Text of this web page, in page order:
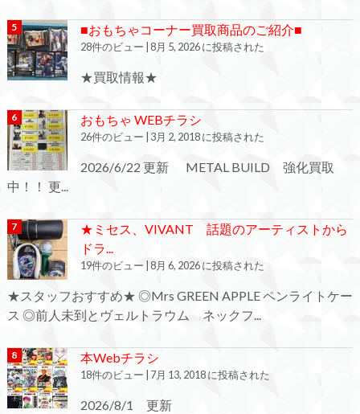
■おもちゃコーナー買取商品のご紹介■
28件のビュー 8月 5, 2026 に投稿された
★買取情報★
おもちゃ WEBチラシ
26件のビュー 3月 2, 2018 に投稿された
2026/6/22 更新 METAL BUILD 強化買取
中！！ 更...
★ミセス、VIVANT 話題のアーティストから
ドラ...
19件のビュー 8月 6, 2026 に投稿された
★スタッフおすすめ★ ◎Mrs GREEN APPLE ペンライトケー
ス ◎前人未到とヴェルトラウム ネックフ...
本Webチラシ
18件のビュー 7月 13, 2018 に投稿された
2026/8/1 更新